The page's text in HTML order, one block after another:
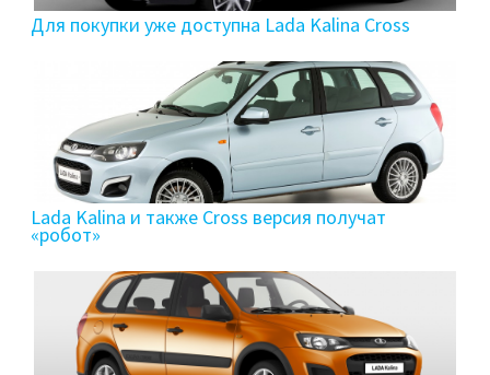
Для покупки уже доступна Lada Kalina Cross
Lada Kalina и также Cross версия получат
«робот»